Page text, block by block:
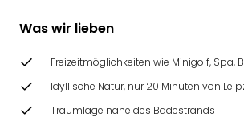
Was wir lieben
Freizeitmöglichkeiten wie Minigolf, Spa,
Idyllische Natur, nur 20 Minuten von
Traumlage nahe des Badestrands